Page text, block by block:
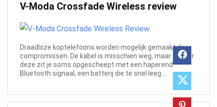
V-Moda Crossfade Wireless review
Draadloze koptelefoons worden mogelijk gemaakt door
compromissen. De kabel is misschien weg, maar zonder
deze zit je soms opgescheept met een haperend
Bluetooth signaal, een batterij die te snel leeg ...